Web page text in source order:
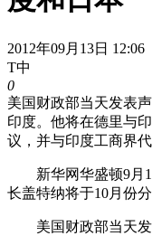
2012年09月13日 12:06
T中
0
美国财政部当天发表
印度。他将在德里与
议，并与印度工商界
新华网华盛顿9月12
长盖特纳将于10月份
美国财政部当天发